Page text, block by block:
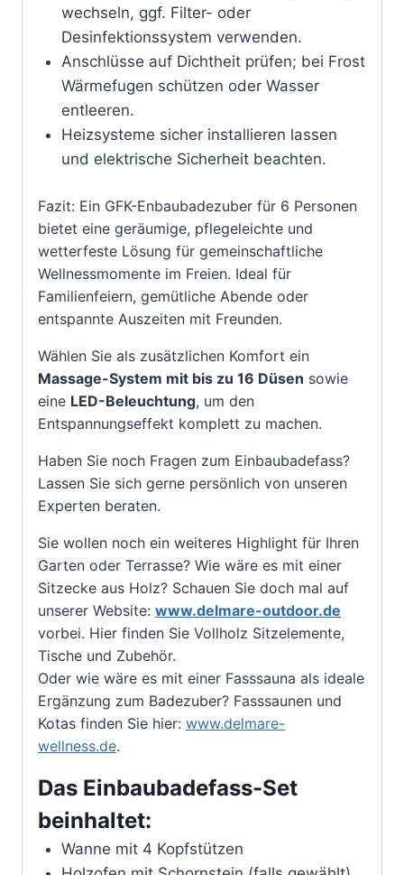
wechseln, ggf. Filter- oder
Desinfektionssystem verwenden.
Anschlüsse auf Dichtheit prüfen; bei Frost
Wärmefugen schützen oder Wasser
entleeren.
Heizsysteme sicher installieren lassen
und elektrische Sicherheit beachten.
Fazit: Ein GFK-Enbaubadezuber für 6 Personen
bietet eine geräumige, pflegeleichte und
wetterfeste Lösung für gemeinschaftliche
Wellnessmomente im Freien. Ideal für
Familienfeiern, gemütliche Abende oder
entspannte Auszeiten mit Freunden.
Wählen Sie als zusätzlichen Komfort ein
Massage-System mit bis zu 16 Düsen sowie
eine LED-Beleuchtung, um den
Entspannungseffekt komplett zu machen.
Haben Sie noch Fragen zum Einbaubadefass?
Lassen Sie sich gerne persönlich von unseren
Experten beraten.
Sie wollen noch ein weiteres Highlight für Ihren
Garten oder Terrasse? Wie wäre es mit einer
Sitzecke aus Holz? Schauen Sie doch mal auf
unserer Website: www.delmare-outdoor.de
vorbei. Hier finden Sie Vollholz Sitzelemente,
Tische und Zubehör.
Oder wie wäre es mit einer Fasssauna als ideale
Ergänzung zum Badezuber? Fasssaunen und
Kotas finden Sie hier: www.delmare-
wellness.de.
Das Einbaubadefass-Set
beinhaltet:
Wanne mit 4 Kopfstützen